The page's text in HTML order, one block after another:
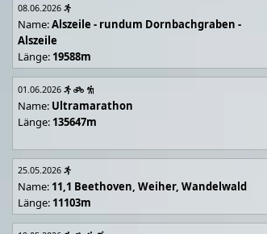
08.06.2026
Name:Alszeile - rundum Dornbachgraben -
Alszeile
Länge: 19588m
01.06.2026
Name: Ultramarathon
Länge: 135647m
25.05.2026
Name: 11,1 Beethoven, Weiher, Wandelwald
Länge: 11103m